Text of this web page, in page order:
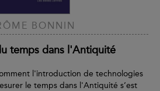
BONNIN
temps dans l'Antiquité
l'introduction de technologies
le temps dans l'Antiquité s’est